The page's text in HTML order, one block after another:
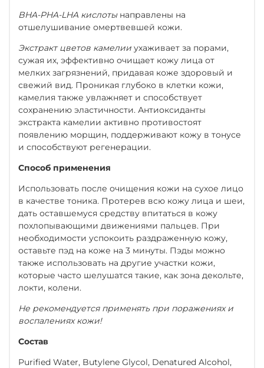
BHA-PHA-LHA кислотынаправлены на
отшелушивание омертвевшей кожи.
Экстракт цветов камелии ухаживает за порами,
сужая их, эффективно очищает кожу лица от
мелких загрязнений, придавая коже здоровый и
свежий вид. Проникая глубоко в клетки кожи,
камелия также увлажняет и способствует
сохранению эластичности. Антиоксиданты
экстракта камелии активно противостоят
появлению морщин, поддерживают кожу в тонусе
и способствуют регенерации.
Способ применения
Использовать после очищения кожи на сухое лицо
в качестве тоника. Протерев всю кожу лица и шеи,
дать оставшемуся средству впитаться в кожу
похлопывающими движениями пальцев. При
необходимости успокоить раздраженную кожу,
оставьте пэд на коже на 3 минуты. Пэды можно
также использовать на другие участки кожи,
которые часто шелушатся такие, как зона декольте,
локти, колени.
Не рекомендуется применять при поражениях и
воспалениях кожи!
Состав
Purified Water, Butylene Glycol, Denatured Alcohol,